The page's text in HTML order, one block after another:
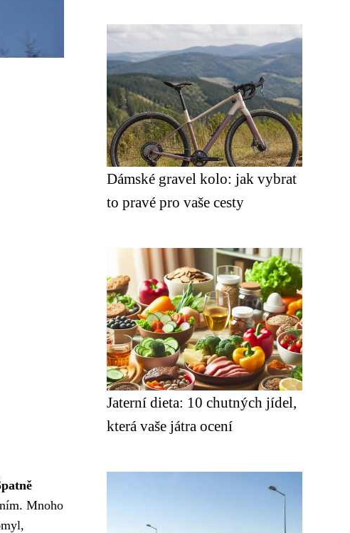
Mnoho
Dámské gravel kolo: jak vybrat
to pravé pro vaše cesty
Jaterní dieta: 10 chutných jídel,
která vaše játra ocení